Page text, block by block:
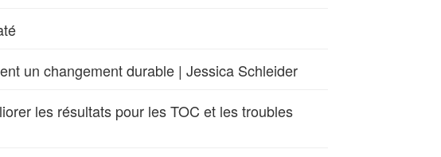
un changement durable | Jessica Schleider
les résultats pour les TOC et les troubles